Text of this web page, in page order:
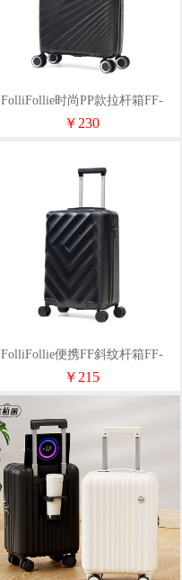
FolliFollie时尚PP款拉杆箱FF-
Y104A黑色
￥230
FolliFollie便携FF斜纹杆箱FF-
Y103A黑色
￥215